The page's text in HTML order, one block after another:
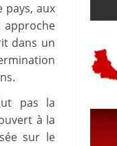
pays, aux
approche
dans un
pas la
à la
sur le